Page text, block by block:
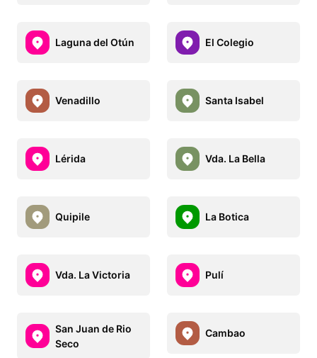
Laguna del Otún El Colegio
Venadillo Santa Isabel
Lérida Vda. La Bella
Quipile La Botica
Vda. La Victoria Pulí
San Juan de Rio
Seco
Cambao